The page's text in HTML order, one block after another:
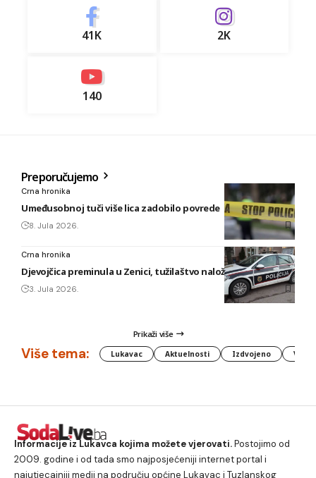
41K 2K
140
Preporučujemo
Crna hronika
Umeđusobnoj tuči više lica zadobilo povrede
8. Jula 2026.
Crna hronika
Djevojčica preminula u Zenici, tužilaštvo naložilo obdukciju
3. Jula 2026.
Prikaži više
Više tema: Lukavac Aktuelnosti Izdvojeno
Informacije iz Lukavca kojima možete vjerovati.Postojimo od
2009. godine i od tada smo najposjećeniji internet portal i
najutjecajniji medij na području općine Lukavac i Tuzlanskog